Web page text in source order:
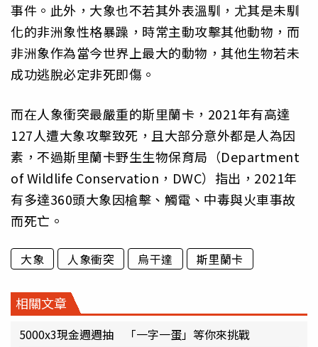
事件。此外，大象也不若其外表溫馴，尤其是未馴
化的非洲象性格暴躁，時常主動攻擊其他動物，而
非洲象作為當今世界上最大的動物，其他生物若未
成功逃脫必定非死即傷。
而在人象衝突最嚴重的斯里蘭卡，2021年有高達
127人遭大象攻擊致死，且大部分意外都是人為因
素，不過斯里蘭卡野生生物保育局（Department
of Wildlife Conservation，DWC）指出，2021年
有多達360頭大象因槍擊、觸電、中毒與火車事故
而死亡。
大象 人象衝突 烏干達 斯里蘭卡
相關文章
5000x3現金週週抽 「一字一蛋」等你來挑戰